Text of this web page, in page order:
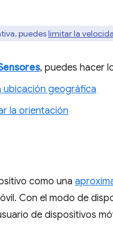
puedeslimitar la
, puedes hacer
ubicación geográfica
la orientación
como una
Con el modo de
de dispositivos